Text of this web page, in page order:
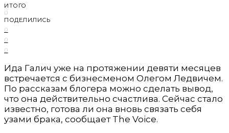
ИТОГО
0
ПОДЕЛИЛИСЬ
0
0
0
Ида Галич уже на протяжении девяти месяцев
встречается с бизнесменом Олегом Ледвичем.
По рассказам блогера можно сделать вывод,
что она действительно счастлива. Сейчас стало
известно, готова ли она вновь связать себя
узами брака, сообщает The Voice.